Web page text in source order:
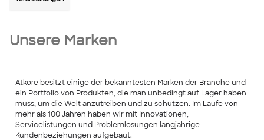
Unsere Marken
Atkore besitzt einige der bekanntesten Marken der Branche und
ein Portfolio von Produkten, die man unbedingt auf Lager haben
muss, um die Welt anzutreiben und zu schützen. Im Laufe von
mehr als 100 Jahren haben wir mit Innovationen,
Servicelistungen und Problemlösungen langjährige
Kundenbeziehungen aufgebaut.